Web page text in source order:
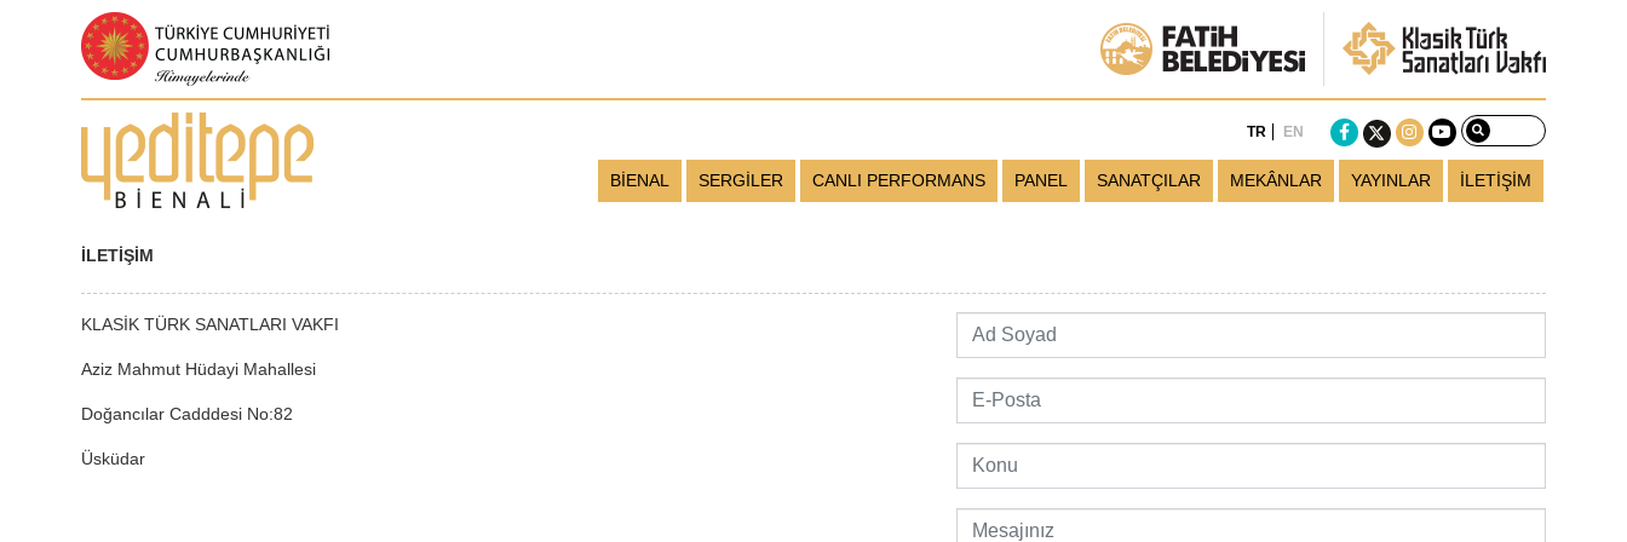
TR EN
BİENAL SERGİLER CANLI PERFORMANS PANEL SANATÇILAR MEKÂNLAR YAYINLAR İLETİŞİM
İLETİŞİM
KLASİK TÜRK SANATLARI VAKFI
Aziz Mahmut Hüdayi Mahallesi
Doğancılar Cadddesi No:82
Üsküdar